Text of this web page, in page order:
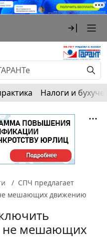
Налоги и
СПЧ предлагает
мешающих движению
не мешающих